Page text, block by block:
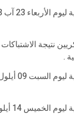
إصابة 5 عسكريين نتيجة
.